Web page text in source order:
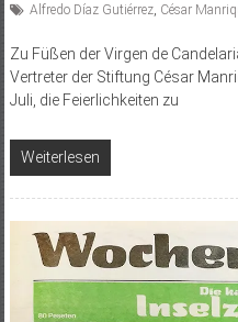
Alfredo Díaz Gutiérrez, César
Zu Füßen der Virgen de
Vertreter der Stiftung César
Juli, die Feierlichkeiten zu
Weiterlesen